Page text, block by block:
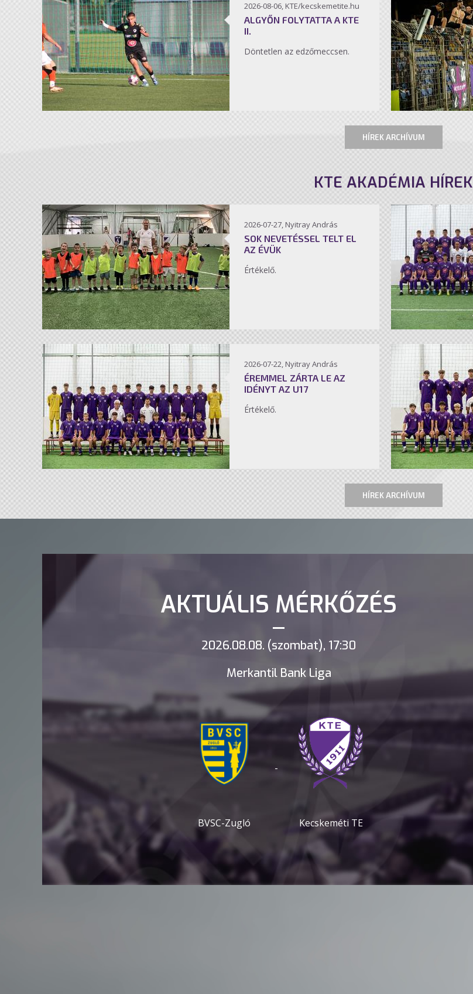
2026-08-06, KTE/kecskemetite.hu
ALGYŐN FOLYTATTA A KTE
II.
Döntetlen az edzőmeccsen.
HÍREK ARCHÍVUM
KTE AKADÉMIA HÍREK
2026-07-27, Nyitray András
SOK NEVETÉSSEL TELT EL
AZ ÉVÜK
Értékelő.
2026-07-22, Nyitray András
ÉREMMEL ZÁRTA LE AZ
IDÉNYT AZ U17
Értékelő.
HÍREK ARCHÍVUM
AKTUÁLIS MÉRKŐZÉS
2026.08.08. (szombat), 17:30
Merkantil Bank Liga
BVSC-Zugló
-
Kecskeméti TE